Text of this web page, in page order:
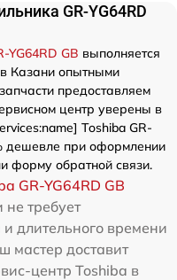
GR-YG64RD
YG64RD GB выполняется
Казани опытными
предоставляем
центр уверены в
Toshiba GR-
дешевле при оформлении
форму обратной связи.
GR-YG64RD GB
не требует
длительного времени
мастер доставит
центр Toshiba в